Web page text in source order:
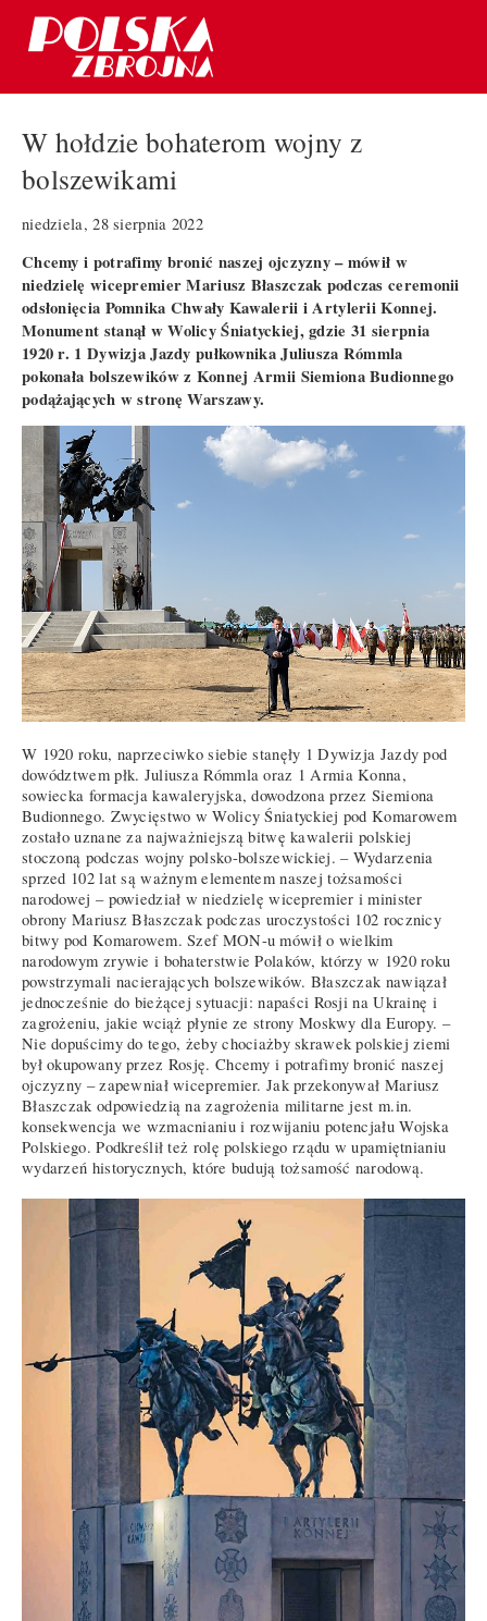
W hołdzie bohaterom wojny z
bolszewikami
niedziela, 28 sierpnia 2022
Chcemy i potrafimy bronić naszej ojczyzny – mówił w
niedzielę wicepremier Mariusz Błaszczak podczas ceremonii
odsłonięcia Pomnika Chwały Kawalerii i Artylerii Konnej.
Monument stanął w Wolicy Śniatyckiej, gdzie 31 sierpnia
1920 r. 1 Dywizja Jazdy pułkownika Juliusza Rómmla
pokonała bolszewików z Konnej Armii Siemiona Budionnego
podążających w stronę Warszawy.
W 1920 roku, naprzeciwko siebie stanęły 1 Dywizja Jazdy pod
dowództwem płk. Juliusza Rómmla oraz 1 Armia Konna,
sowiecka formacja kawaleryjska, dowodzona przez Siemiona
Budionnego. Zwycięstwo w Wolicy Śniatyckiej pod Komarowem
zostało uznane za najważniejszą bitwę kawalerii polskiej
stoczoną podczas wojny polsko-bolszewickiej. – Wydarzenia
sprzed 102 lat są ważnym elementem naszej tożsamości
narodowej – powiedział w niedzielę wicepremier i minister
obrony Mariusz Błaszczak podczas uroczystości 102 rocznicy
bitwy pod Komarowem. Szef MON-u mówił o wielkim
narodowym zrywie i bohaterstwie Polaków, którzy w 1920 roku
powstrzymali nacierających bolszewików. Błaszczak nawiązał
jednocześnie do bieżącej sytuacji: napaści Rosji na Ukrainę i
zagrożeniu, jakie wciąż płynie ze strony Moskwy dla Europy. –
Nie dopuścimy do tego, żeby chociażby skrawek polskiej ziemi
był okupowany przez Rosję. Chcemy i potrafimy bronić naszej
ojczyzny – zapewniał wicepremier. Jak przekonywał Mariusz
Błaszczak odpowiedzią na zagrożenia militarne jest m.in.
konsekwencja we wzmacnianiu i rozwijaniu potencjału Wojska
Polskiego. Podkreślił też rolę polskiego rządu w upamiętnianiu
wydarzeń historycznych, które budują tożsamość narodową.